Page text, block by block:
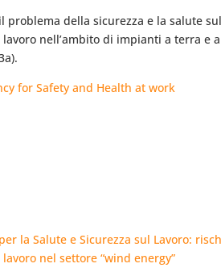
problema della sicurezza e la salute
nell’ambito di impianti a terra e
for Safety and Health at work
la Salute e Sicurezza sul Lavoro:
nel settore “wind energy”